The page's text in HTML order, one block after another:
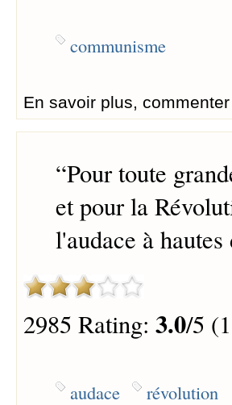
communisme
En savoir plus, commenter
“Pour toute
et pour la
l'audace à hautes
2985 Rating: 3.0/5
audace révolution